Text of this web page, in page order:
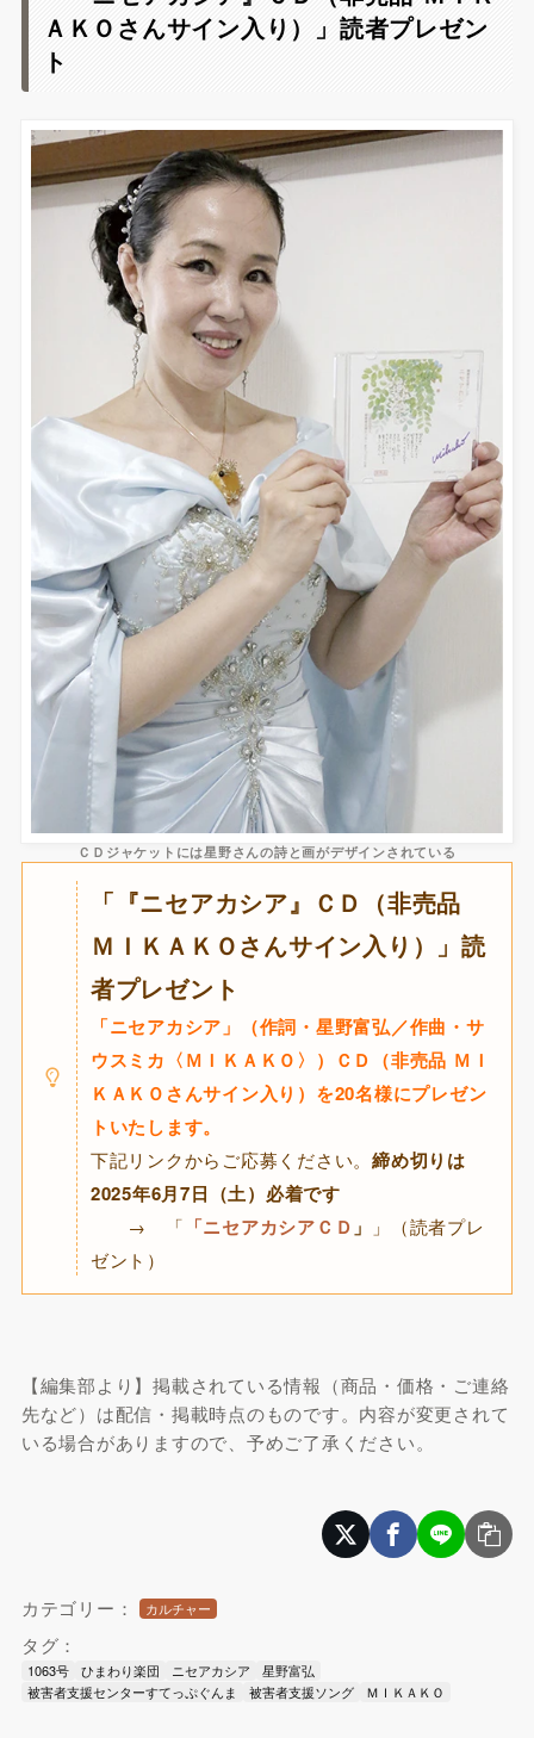
ＡＫＯさんサイン入り）」読者プレゼン
ト
ＣＤジャケットには星野さんの詩と画がデザインされている
「『ニセアカシア』ＣＤ（非売品
ＭＩＫＡＫＯさんサイン入り）」読
者プレゼント
「ニセアカシア」（作詞・星野富弘／作曲・サ
ウスミカ〈ＭＩＫＡＫＯ〉）ＣＤ（非売品 ＭＩ
ＫＡＫＯさんサイン入り）を20名様にプレゼン
トいたします。
下記リンクからご応募ください。締め切りは
2025年6月7日（土）必着です
→ 「 「ニセアカシアＣＤ 」
」（読者プレ
ゼント）
【編集部より】掲載されている情報（商品・価格・ご連絡
先など）は配信・掲載時点のものです。内容が変更されて
いる場合がありますので、予めご了承ください。
カテゴリー： カルチャー
タグ：
1063号 ひまわり楽団 ニセアカシア
星野富弘
被害者支援センターすてっぷぐんま
被害者支援ソング ＭＩＫＡＫＯ